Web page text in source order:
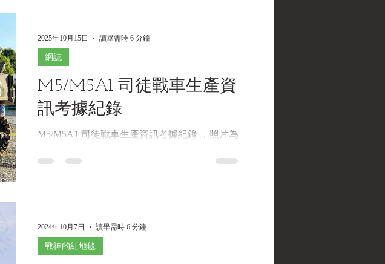
金門戰役戰三連第一排66號戰車組員「金門三
Museum Collections | 黑水博物館館藏》 民國73
年，金門戰役「金門三傑」重聚紀念照 1. 基本
一排66號戰車組員「金門三傑」重聚紀念照-熊
震球 贈 英文名稱 ：1984 Reunion
Commemorative Photo of the "Three Heroes of
Kinmen" (Crew of Tank No. 66, Battle of Kinmen) -
(1984) 拍照單位 ：私人拍攝 館藏單位 ：黑水博
M5/M5A1 司徒戰車生產資
訊考據紀錄
M5/M5A1 司徒戰車生產資訊考據紀錄 ，照片為
黑水博物館館藏之 M5A1 司徒戰車 《 瑪莉蓮小
姐》 M5/M5A1 司徒戰車簡介 M5系列輕型戰
身M3輕型戰車，這個別稱是由英國陸軍賦予
的，用來紀念美國南北戰爭時的將軍J.E.B.
Stuart，而英國將M5和M5A1統稱為Stuart VI。
網誌
2025年10月15日 讀畢需時 6 分鐘
戰神的紅地毯
2024年10月7日 讀畢需時 6 分鐘